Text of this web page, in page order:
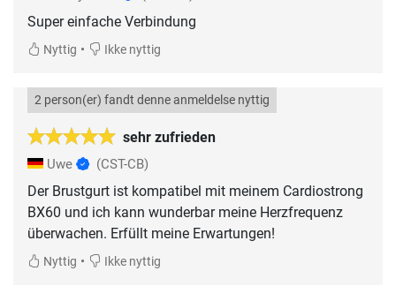
Super einfache Verbindung
Nyttig • Ikke nyttig
sehr zufrieden
2 person(er) fandt denne anmeldelse nyttig
Uwe (CST-CB)
Der Brustgurt ist kompatibel mit meinem Cardiostrong
BX60 und ich kann wunderbar meine Herzfrequenz
überwachen. Erfüllt meine Erwartungen!
Nyttig • Ikke nyttig